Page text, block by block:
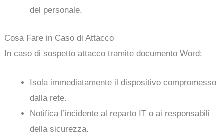
del personale.
Cosa Fare in Caso di Attacco
In caso di sospetto attacco tramite documento Word:
Isola immediatamente il dispositivo compromesso
dalla rete.
Notifica l’incidente al reparto IT o ai responsabili
della sicurezza.